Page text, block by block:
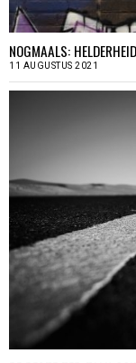
NOGMAALS: HELDERHEID
11 AUGUSTUS 2021